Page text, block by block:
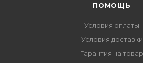
ПОМОЩЬ
Условия оплаты
Условия доставки
Гарантия на товар